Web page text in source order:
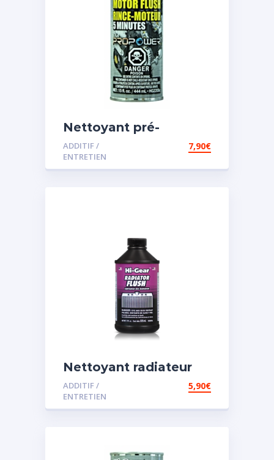
Nettoyant pré-
vidange
ADDITIF /
ENTRETIEN
7,90€
Nettoyant radiateur
ADDITIF /
ENTRETIEN
5,90€